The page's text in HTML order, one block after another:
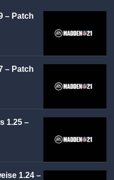
– Patch
– Patch
1.25 –
1.24 –